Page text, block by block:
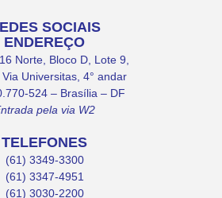
SOCIAIS
ENDEREÇO
Norte, Bloco D, Lote 9,
Universitas, 4° andar
524 – Brasília – DF
pela via W2
TELEFONES
(61) 3349-3300
(61) 3347-4951
(61) 3030-2200